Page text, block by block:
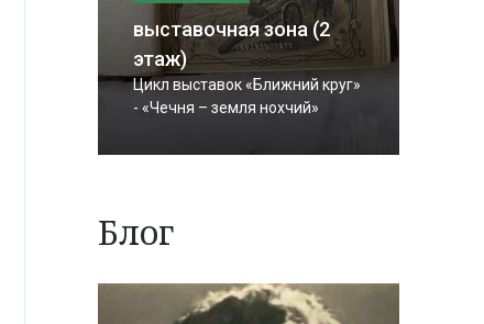
выставочная зона (2
этаж)
Цикл выставок «Ближний круг»
- «Чечня – земля нохчий»
Блог